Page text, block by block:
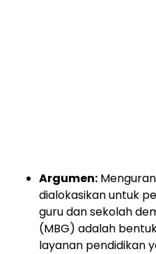
Argumen:
dialokasikan untuk
guru dan sekolah
(MBG) adalah
layanan pendidikan